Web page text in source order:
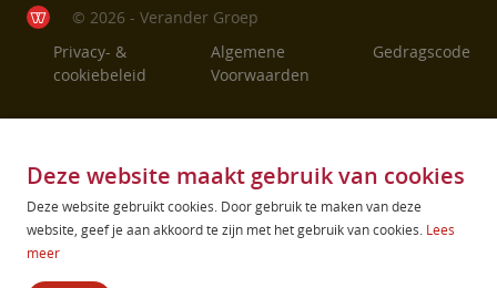
© 2026 - Verander Groep
Privacy- &
cookiebeleid
Algemene
Voorwaarden
Gedragscode
Deze website maakt gebruik van cookies
Deze website gebruikt cookies. Door gebruik te maken van deze
website, geef je aan akkoord te zijn met het gebruik van cookies. Lees
meer